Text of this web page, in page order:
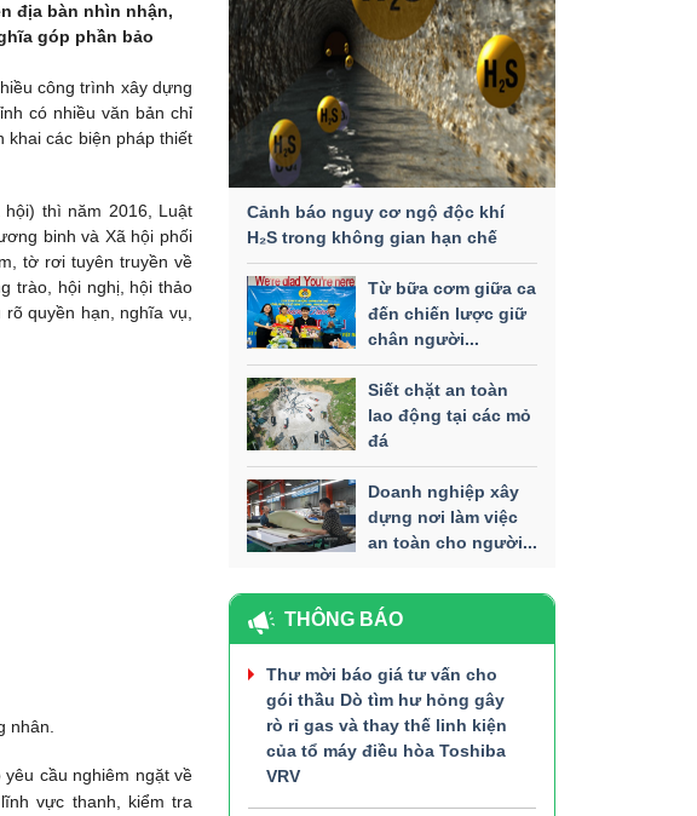
địa bàn nhìn nhận,
góp phần bảo
công trình xây dựng
có nhiều văn bản chỉ
khai các biện pháp thiết
thì năm 2016, Luật
binh và Xã hội phối
tờ rơi tuyên truyền về
trào, hội nghị, hội thảo
quyền hạn, nghĩa vụ,
nhân.
cầu nghiêm ngặt về
vực thanh, kiểm tra
Cảnh báo nguy cơ ngộ độc khí
H₂S trong không gian hạn chế
Từ bữa cơm giữa ca
đến chiến lược giữ
chân người...
Siết chặt an toàn
lao động tại các mỏ
đá
Doanh nghiệp xây
dựng nơi làm việc
an toàn cho người...
THÔNG BÁO
Thư mời báo giá tư vấn cho
gói thầu Dò tìm hư hỏng gây
rò rỉ gas và thay thế linh kiện
của tổ máy điều hòa Toshiba
VRV